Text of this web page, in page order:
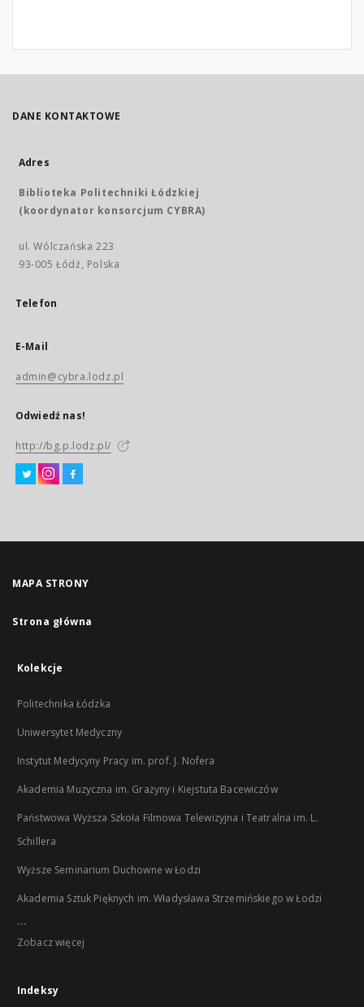
DANE KONTAKTOWE
Adres
Biblioteka Politechniki Łódzkiej
(koordynator konsorcjum CYBRA)
ul. Wólczańska 223
93-005 Łódź, Polska
Telefon
E-Mail
admin@cybra.lodz.pl
Odwiedź nas!
http://bg.p.lodz.pl/
MAPA STRONY
Strona główna
Kolekcje
Politechnika Łódzka
Uniwersytet Medyczny
Instytut Medycyny Pracy im. prof. J. Nofera
Akademia Muzyczna im. Grażyny i Kiejstuta Bacewiczów
Państwowa Wyższa Szkoła Filmowa Telewizyjna i Teatralna im. L.
Schillera
Wyższe Seminarium Duchowne w Łodzi
Akademia Sztuk Pięknych im. Władysława Strzemińskiego w Łodzi
...
Zobacz więcej
Indeksy